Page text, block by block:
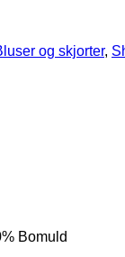
og skjorter,
Bomuld